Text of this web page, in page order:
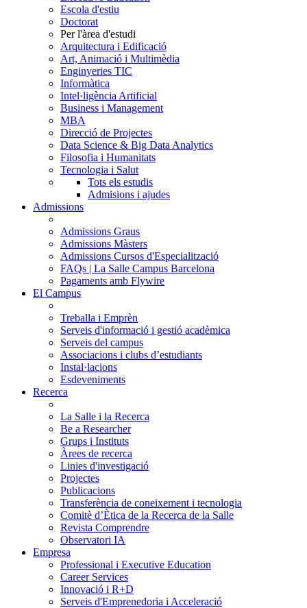
Escola d'estiu
Doctorat
Per l'àrea d'estudi
Arquitectura i Edificació
Art, Animació i Multimèdia
Enginyeries TIC
Informàtica
Intel·ligència Artificial
Business i Management
MBA
Direcció de Projectes
Data Science & Big Data Analytics
Filosofia i Humanitats
Tecnologia i Salut
Tots els estudis
Admisions i ajudes
Admissions
Admissions Graus
Admissions Màsters
Admissions Cursos d'Especialització
FAQs | La Salle Campus Barcelona
Pagaments amb Flywire
El Campus
Treballa i Emprèn
Serveis d'informació i gestió acadèmica
Serveis del campus
Associacions i clubs d’estudiants
Instal·lacions
Esdeveniments
Recerca
La Salle i la Recerca
Be a Researcher
Grups i Instituts
Àrees de recerca
Linies d'investigació
Projectes
Publicacions
Transferència de coneixement i tecnologia
Comitè d’Ètica de la Recerca de la Salle
Revista Comprendre
Observatori IA
Empresa
Professional i Executive Education
Career Services
Innovació i R+D
Serveis d'Emprenedoria i Acceleració